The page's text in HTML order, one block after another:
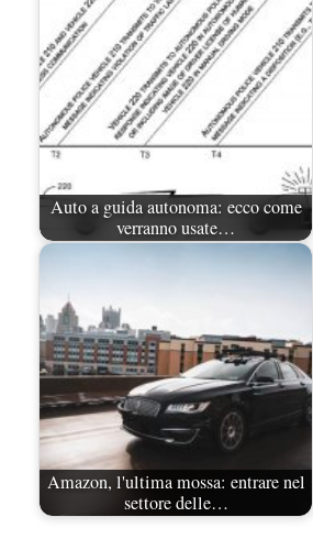
Auto a guida autonoma: ecco come
verranno usate…
Amazon, l'ultima mossa: entrare nel
settore delle…